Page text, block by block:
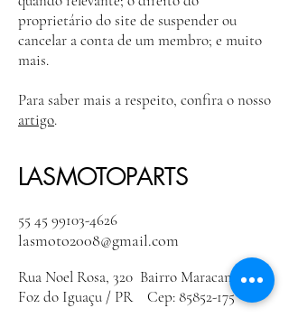
proprietário do site de suspender ou
cancelar a conta de um membro; e muito
mais.
Para saber mais a respeito, confira o nosso
artigo.
LASMOTOPARTS
55 45 99103-4626
lasmoto2008@gmail.com
Rua Noel Rosa, 320 Bairro Maracanã
Foz do Iguaçu / PR Cep:85852-175